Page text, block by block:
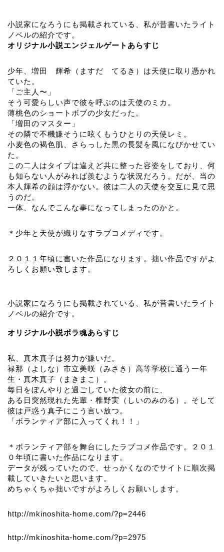
小説家になろうにも掲載されている、私が昔書いたライト
ノベルの紹介です。
オリジナル小説エンジェルゲートあらすじ
少年、増田 輝希（ますだ てるき）は天使に取り憑かれ
ていた。
「ご主人〜」
そう可愛らしい声で彼を呼ぶのは天使のミカ。
薄桃色のショートボブの少女だった。
「増田のマスター」
その隣で不機嫌そうに呟くもうひとりの天使レミ。
小麦色の褐色肌、さらっした黒の長髪を風になびかせてい
た。
この二人はタイプは違えど共に整った容姿をしており、何
も知らない人がみれば羨むような状況だろう。だが、当の
本人輝希の顔は浮かない。彼は二人の天使を交互に見て思
うのだ。
一体、なんでこんな事になってしまったのかと。
＊少年と天使が織りなすラブコメディです。
２０１１年頃に書いた作品になります。拙い作品ですがよ
ろしくお願い致します。
小説家になろうにも掲載されている、私が昔書いたライト
ノベルの紹介です。
オリジナル小説ボラ魂あらすじ
私、真木真子は努力が嫌いだ。
禄那（よしな）市立美咲（みさき）高等学校に通う一年
生・真木真子（まきまこ）。
毎日をぼんやりと過ごしていた彼女の前に、
ある日突然現れた先輩・椎野実（しいのみのる）。そして
彼は戸惑う真子にこう言い放つ。
「ボランティア部に入ってくれ！！」
＊ボランティア部を舞台にしたラブコメ作品です。２０１
０年頃に書いた作品になります。
データが残っていたので、せっかくなのでサイトに順次掲
載していきたいと思います。
めちゃくちゃ拙いですがよろしくお願いします。
http://mkinoshita-home.com/?p=2446
http://mkinoshita-home.com/?p=2975